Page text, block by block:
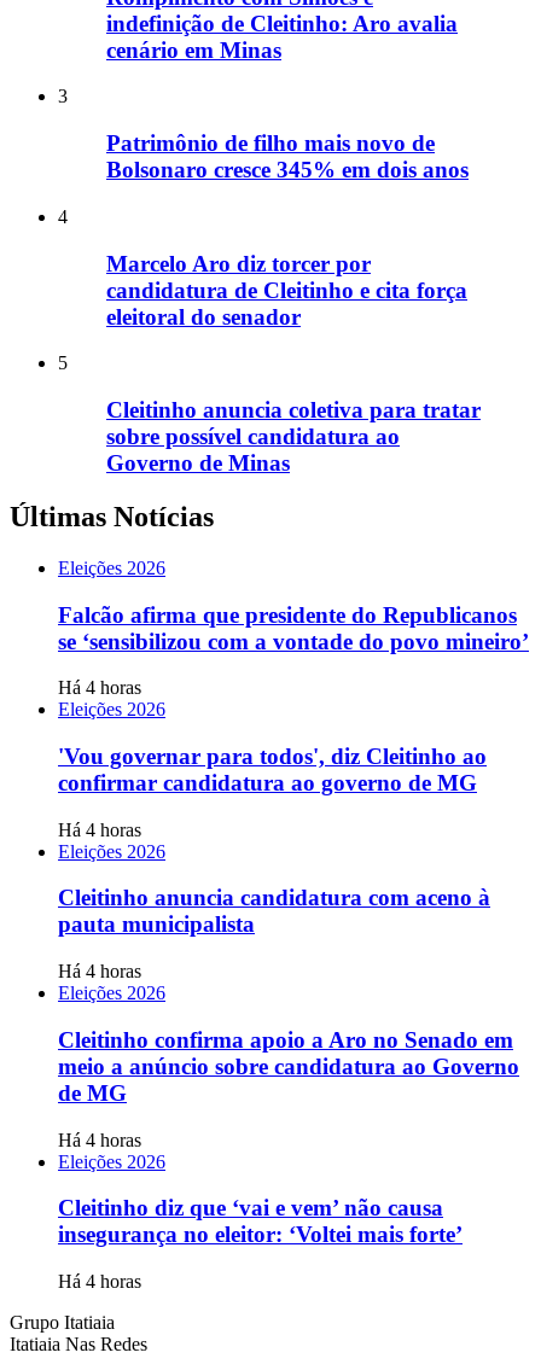
indefinição de Cleitinho: Aro avalia
cenário em Minas
3
Patrimônio de filho mais novo de
Bolsonaro cresce 345% em dois anos
4
Marcelo Aro diz torcer por
candidatura de Cleitinho e cita força
eleitoral do senador
5
Cleitinho anuncia coletiva para tratar
sobre possível candidatura ao
Governo de Minas
Últimas Notícias
Eleições 2026
Falcão afirma que presidente do Republicanos
se ‘sensibilizou com a vontade do povo mineiro’
Há 4 horas
Eleições 2026
'Vou governar para todos', diz Cleitinho ao
confirmar candidatura ao governo de MG
Há 4 horas
Eleições 2026
Cleitinho anuncia candidatura com aceno à
pauta municipalista
Há 4 horas
Eleições 2026
Cleitinho confirma apoio a Aro no Senado em
meio a anúncio sobre candidatura ao Governo
de MG
Há 4 horas
Eleições 2026
Cleitinho diz que ‘vai e vem’ não causa
insegurança no eleitor: ‘Voltei mais forte’
Há 4 horas
Grupo Itatiaia
Itatiaia Nas Redes